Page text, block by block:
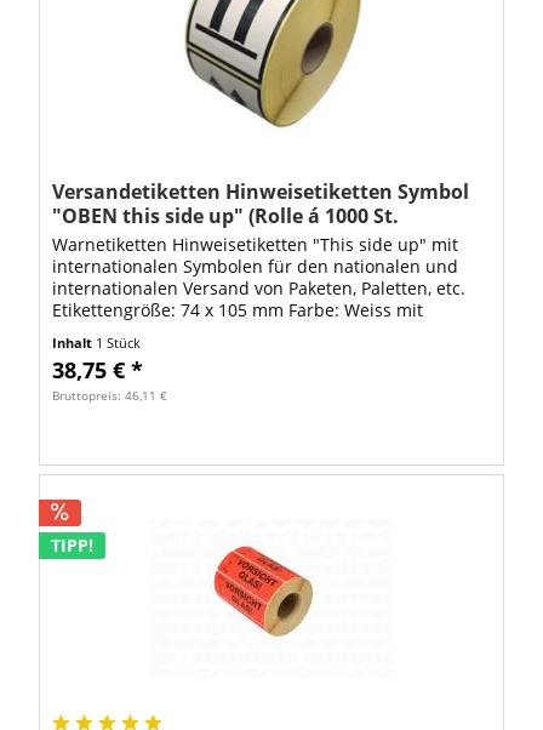
Versandetiketten Hinweisetiketten Symbol
"OBEN this side up" (Rolle á 1000 St.
Etiketten)
Warnetiketten Hinweisetiketten "This side up" mit
internationalen Symbolen für den nationalen und
internationalen Versand von Paketen, Paletten, etc.
Etikettengröße: 74 x 105 mm Farbe: Weiss mit
Inhalt 1 Stück
38,75 € *
Bruttopreis: 46,11 €
TIPP!